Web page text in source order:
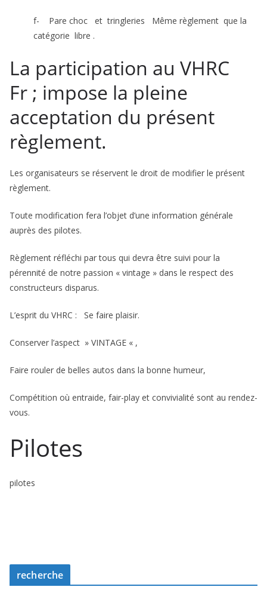
f- Pare choc et tringleries Même règlement que la
catégorie libre .
La participation au VHRC
Fr ; impose la pleine
acceptation du présent
règlement.
Les organisateurs se réservent le droit de modifier le présent
règlement.
Toute modification fera l’objet d’une information générale
auprès des pilotes.
Règlement réfléchi par tous qui devra être suivi pour la
pérennité de notre passion « vintage » dans le respect des
constructeurs disparus.
L’esprit du VHRC : Se faire plaisir.
Conserver l’aspect » VINTAGE « ,
Faire rouler de belles autos dans la bonne humeur,
Compétition où entraide, fair-play et convivialité sont au rendez-
vous.
Pilotes
pilotes
recherche